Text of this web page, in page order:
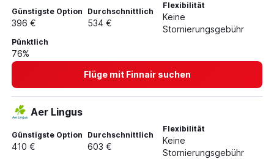
Günstigste Option
396 €
Durchschnittlich
534 €
Flexibilität
Keine
Stornierungsgebühr
Pünktlich
76%
Flüge mit Finnair suchen
Aer Lingus
Günstigste Option
410 €
Durchschnittlich
603 €
Flexibilität
Keine
Stornierungsgebühr